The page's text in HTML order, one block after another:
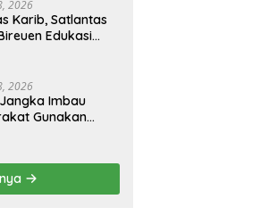
2026
Karib, Satlantas
Edukasi
2026
Imbau
Gunakan